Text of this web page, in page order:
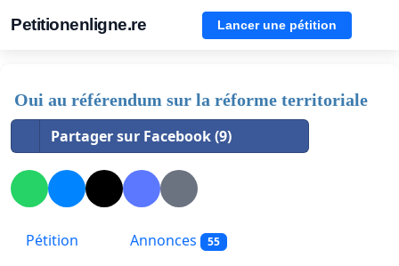
Petitionenligne.re Lancer une pétition
Oui au référendum sur la réforme territoriale
Partager sur Facebook (9)
Pétition Annonces 55